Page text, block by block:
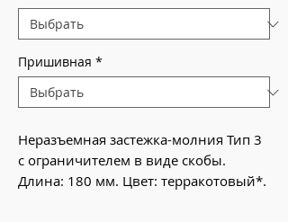
Пришивная *
Неразъемная застежка-молния Тип 3
с ограничителем в виде скобы.
Длина: 180 мм. Цвет: терракотовый*.